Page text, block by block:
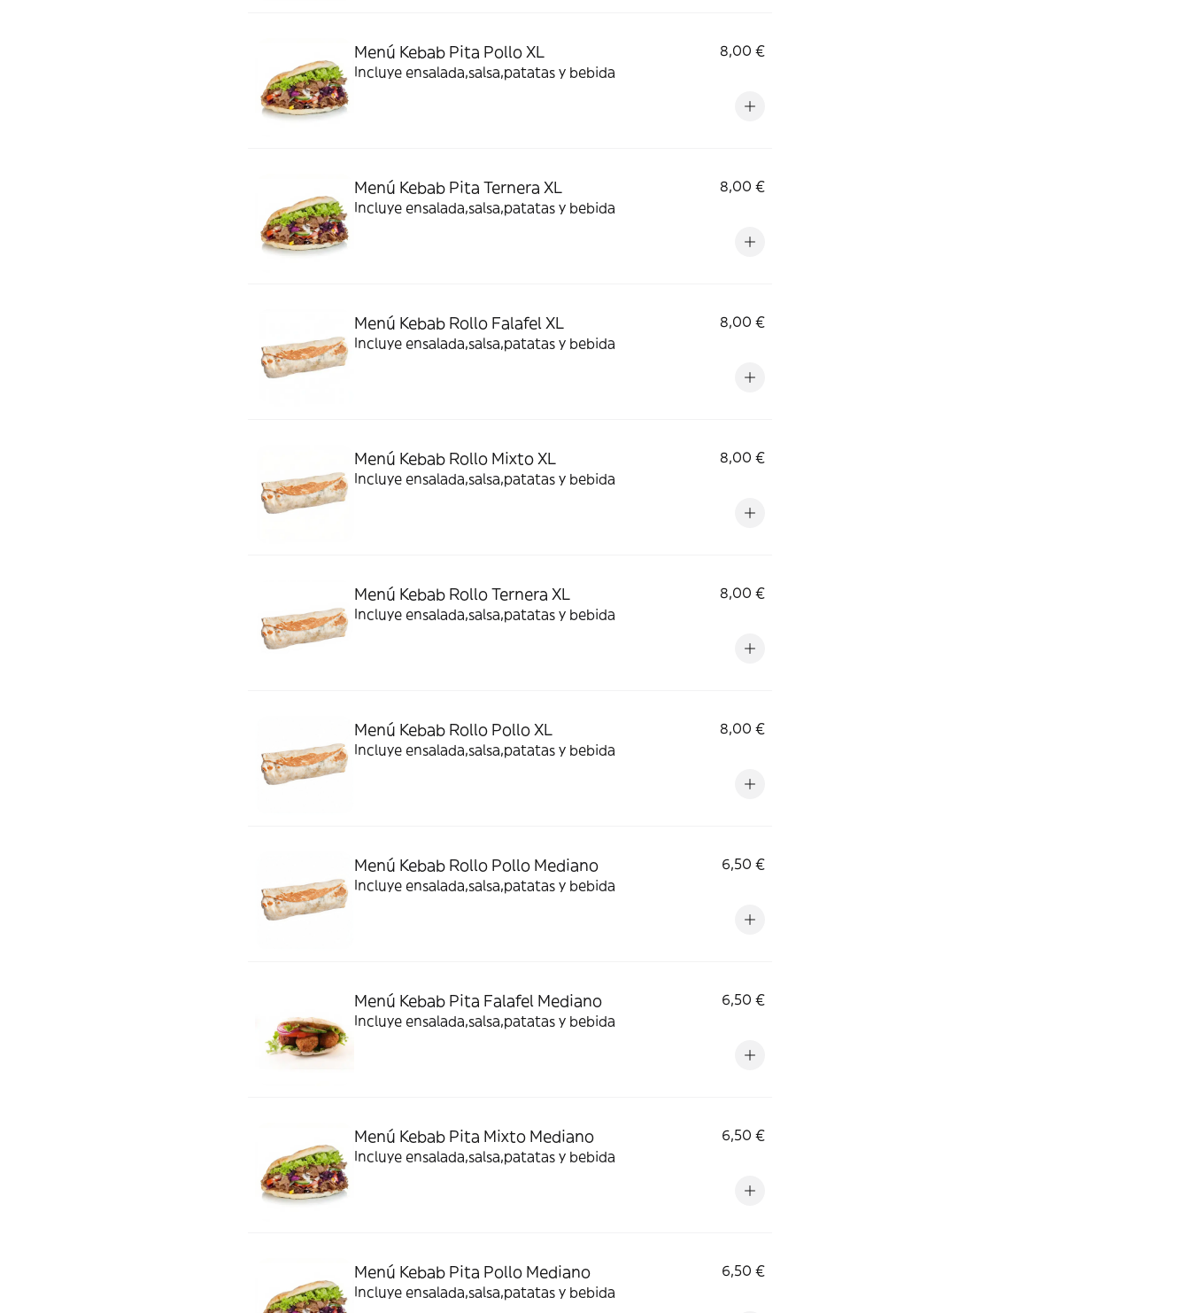
Menú Kebab Pita Pollo XL
8,00 €
Incluye ensalada,salsa,patatas y bebida
Menú Kebab Pita Ternera XL
8,00 €
Incluye ensalada,salsa,patatas y bebida
Menú Kebab Rollo Falafel XL
8,00 €
Incluye ensalada,salsa,patatas y bebida
Menú Kebab Rollo Mixto XL
8,00 €
Incluye ensalada,salsa,patatas y bebida
Menú Kebab Rollo Ternera XL
8,00 €
Incluye ensalada,salsa,patatas y bebida
Menú Kebab Rollo Pollo XL
8,00 €
Incluye ensalada,salsa,patatas y bebida
Menú Kebab Rollo Pollo Mediano
6,50 €
Incluye ensalada,salsa,patatas y bebida
Menú Kebab Pita Falafel Mediano
6,50 €
Incluye ensalada,salsa,patatas y bebida
Menú Kebab Pita Mixto Mediano
6,50 €
Incluye ensalada,salsa,patatas y bebida
Menú Kebab Pita Pollo Mediano
6,50 €
Incluye ensalada,salsa,patatas y bebida